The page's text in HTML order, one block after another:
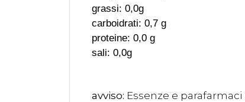
grassi: 0,0g
carboidrati: 0,7 g
proteine: 0,0 g
sali: 0,0g
avviso: Essenze e